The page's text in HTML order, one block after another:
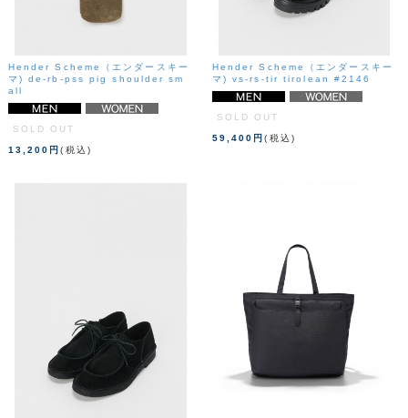
Hender Scheme（エンダースキー
マ) de-rb-pss pig shoulder sm
all
SOLD OUT
13,200円(税込)
Hender Scheme（エンダースキー
マ) vs-rs-tir tirolean #2146
SOLD OUT
59,400円(税込)